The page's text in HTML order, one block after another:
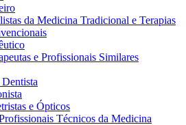
da Medicina Tradicional e Terapias
e Profissionais Similares
e Ópticos
Técnicos da Medicina